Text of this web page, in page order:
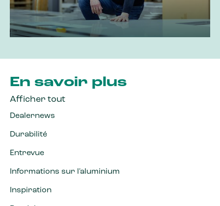
Martin de Roos,Caravaning facile
Du projet passionné à la
caravane de l'année
2026
En savoir plus
Afficher tout
Dealernews
Durabilité
Entrevue
Informations sur l'aluminium
Inspiration